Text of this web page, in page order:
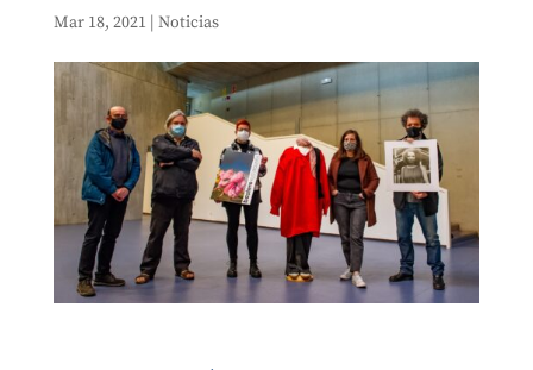
Mar 18, 2021 | Noticias